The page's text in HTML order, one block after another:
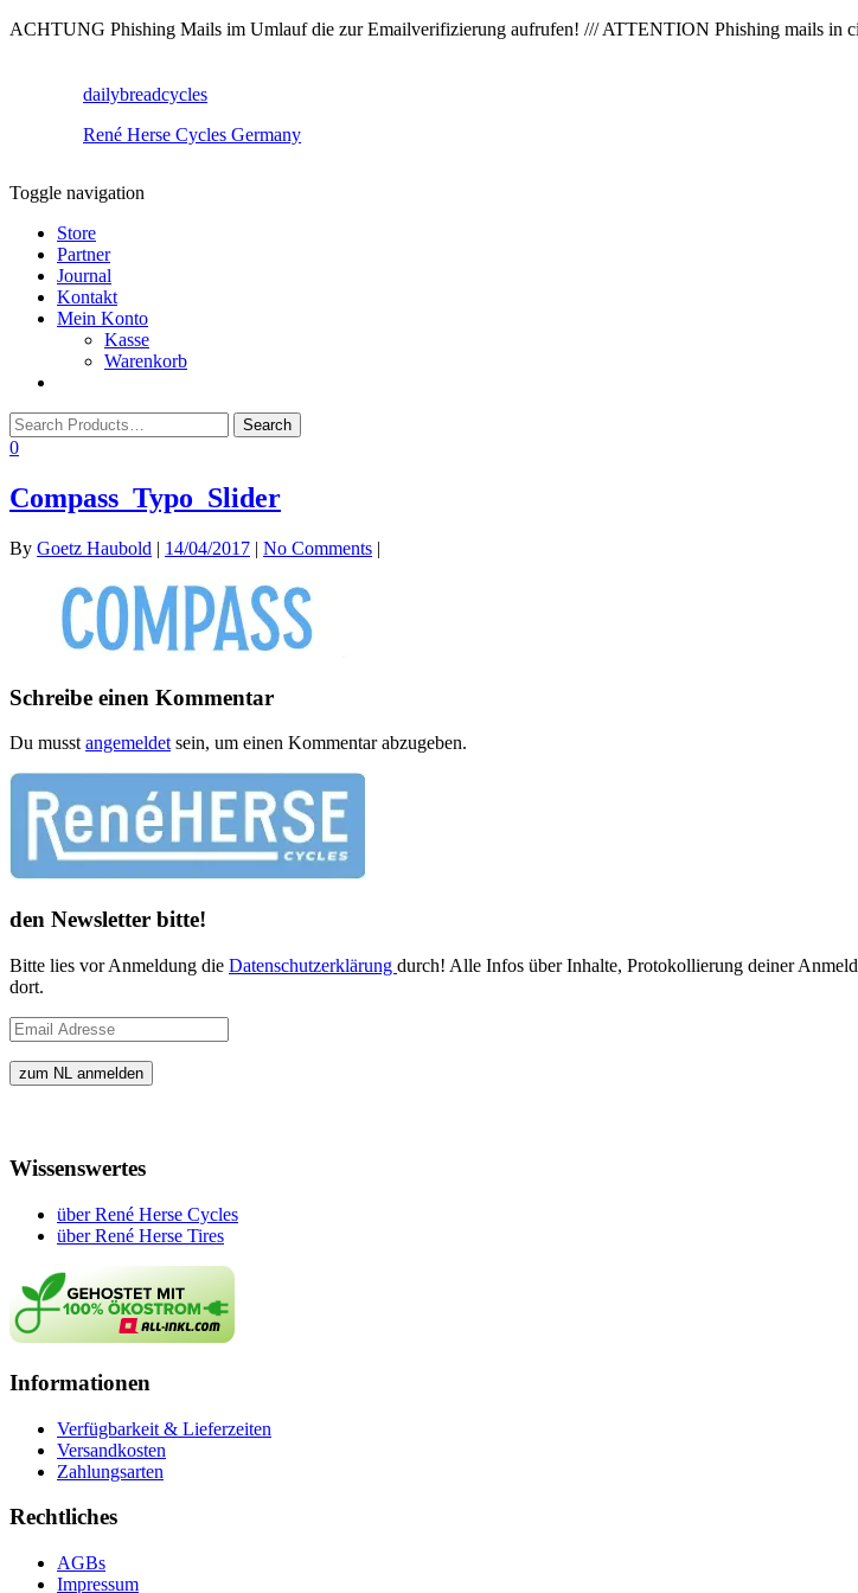
ACHTUNG Phishing Mails im Umlauf die zur Emailverifizierung aufrufen! /// ATTENTION Phishing mails in
dailybreadcycles
René Herse Cycles Germany
Toggle navigation
Store
Partner
Journal
Kontakt
Mein Konto
Kasse
Warenkorb
0
Compass_Typo_Slider
By Goetz Haubold | 14/04/2017 | No Comments |
Schreibe einen Kommentar
Du musst angemeldet sein, um einen Kommentar abzugeben.
den Newsletter bitte!
Bitte lies vor Anmeldung die Datenschutzerklärung durch! Alle Infos über Inhalte, Protokollierung deiner
dort.
Wissenswertes
über René Herse Cycles
über René Herse Tires
Informationen
Verfügbarkeit & Lieferzeiten
Versandkosten
Zahlungsarten
Rechtliches
AGBs
Impressum